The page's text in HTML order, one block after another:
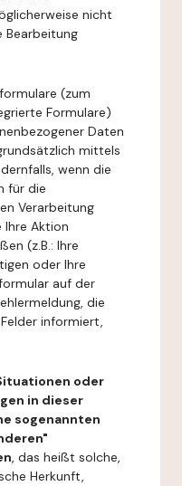
nicht
Bearbeitung
(zum
Formulare)
Daten
mittels
wenn die
für die
Verarbeitung
Ihre Aktion
(z.B.: Ihre
oder Ihre
auf der
die
informiert,
oder
in dieser
sogenannten
, das heißt solche,
Herkunft,